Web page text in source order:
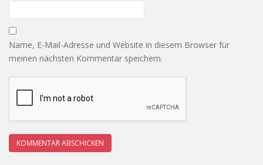
Name, E-Mail-Adresse und Website in diesem Browser für
meinen nächsten Kommentar speichern.